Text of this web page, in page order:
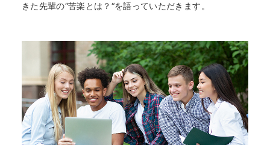
きた先輩の“苦楽とは？“を語っていただきます。